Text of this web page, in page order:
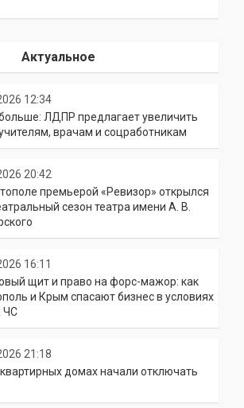
Актуальное
12:34
ЛДПР предлагает увеличить
врачам и соцработникам
20:42
премьерой «Ревизор» открылся
сезон театра имени А. В.
16:11
щит и право на форс-мажор: как
и Крым спасают бизнес в условиях
ЧС
21:18
домах начали отключать